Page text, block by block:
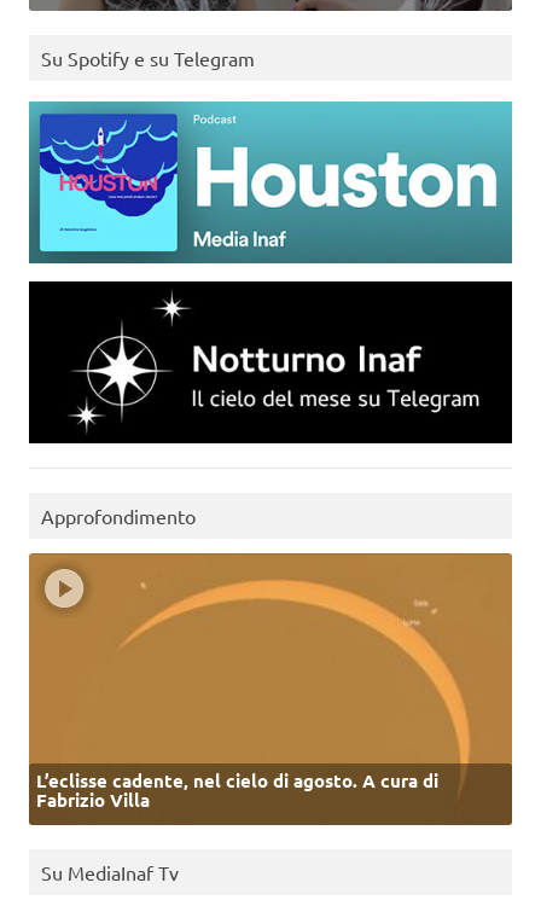
Su Spotify e su Telegram
Approfondimento
L’eclisse cadente, nel cielo di agosto. A cura di
Fabrizio Villa
Su MediaInaf Tv